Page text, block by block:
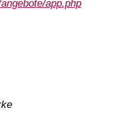
app.php